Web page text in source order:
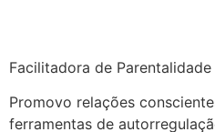
Facilitadora de
Promovo relações
ferramentas de